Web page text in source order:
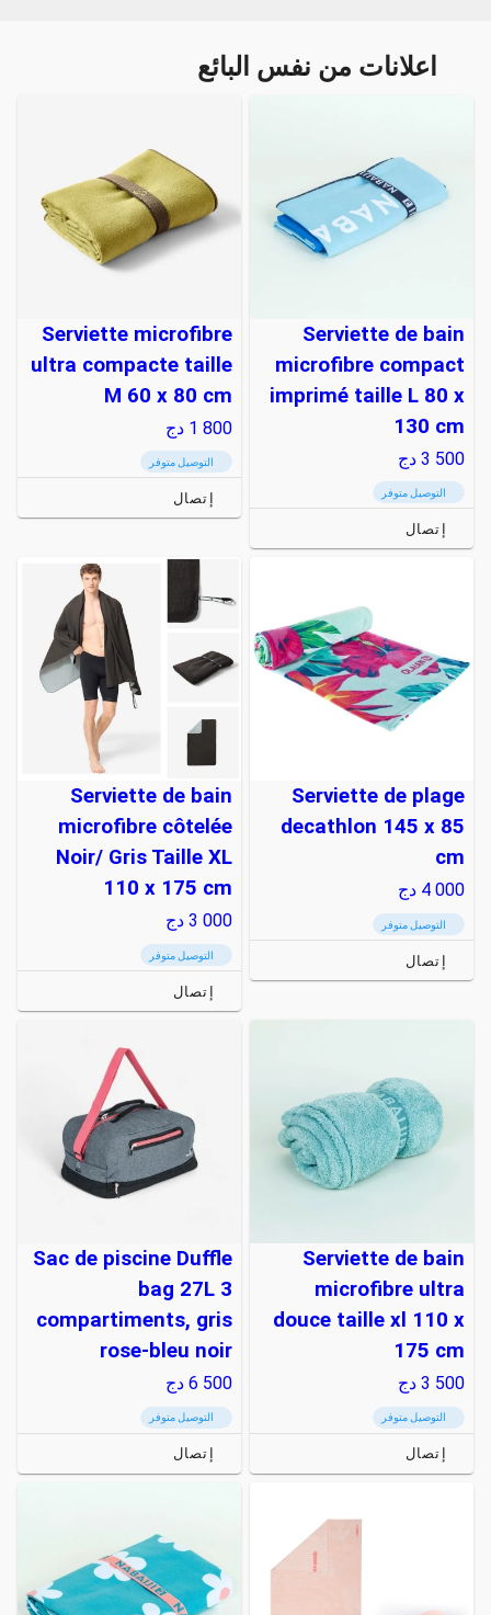
اعلانات من نفس البائع
Serviette de bain
microfibre compact
imprimé taille L 80 x
130 cm
3 500 دج
التوصيل متوفر
إتصال
Serviette microfibre
ultra compacte taille
M 60 x 80 cm
1 800 دج
التوصيل متوفر
إتصال
Serviette de plage
decathlon 145 x 85
cm
4 000 دج
التوصيل متوفر
إتصال
Serviette de bain
microfibre côtelée
Noir/ Gris Taille XL
110 x 175 cm
3 000 دج
التوصيل متوفر
إتصال
Serviette de bain
microfibre ultra
douce taille xl 110 x
175 cm
3 500 دج
التوصيل متوفر
إتصال
Sac de piscine Duffle
bag 27L 3
compartiments, gris
rose-bleu noir
6 500 دج
التوصيل متوفر
إتصال